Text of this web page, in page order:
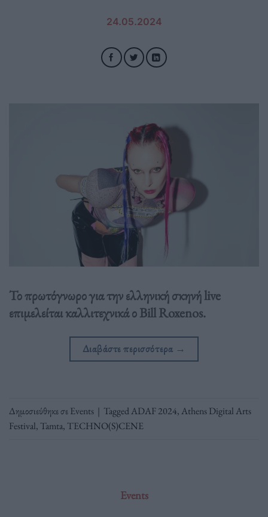
24.05.2024
Το πρωτόγνωρο για την ελληνική σκηνή live
επιμελείται καλλιτεχνικά ο Bill Roxenos.
Διαβάστε περισσότερα →
Δημοσιεύθηκε σεEvents | TaggedADAF 2024,Athens Digital Arts
Festival, Tamta, TECHNO(S)CENE
Events